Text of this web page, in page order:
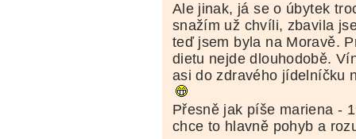
Ale jinak, já se o úbytek
snažím už chvíli, zbavila
teď jsem byla na Moravě.
dietu nejde dlouhodobě.
asi do zdravého jídelníčku
Přesně jak píše mariena -
chce to hlavně pohyb a